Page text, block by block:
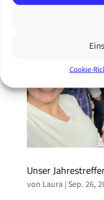
Cookie-
Unser
von Laura | Sep. 26,